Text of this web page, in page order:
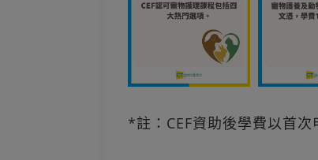
*註：CEF資助後學費以首